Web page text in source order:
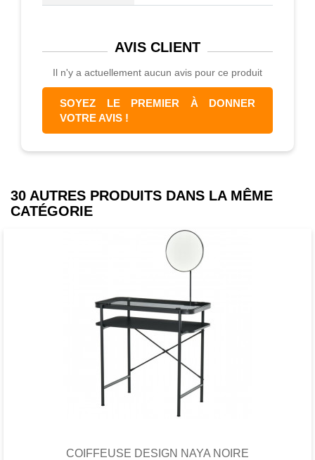
AVIS CLIENT
Il n'y a actuellement aucun avis pour ce produit
SOYEZ LE PREMIER À DONNER
VOTRE AVIS !
30 AUTRES PRODUITS DANS LA MÊME
CATÉGORIE
COIFFEUSE DESIGN NAYA NOIRE